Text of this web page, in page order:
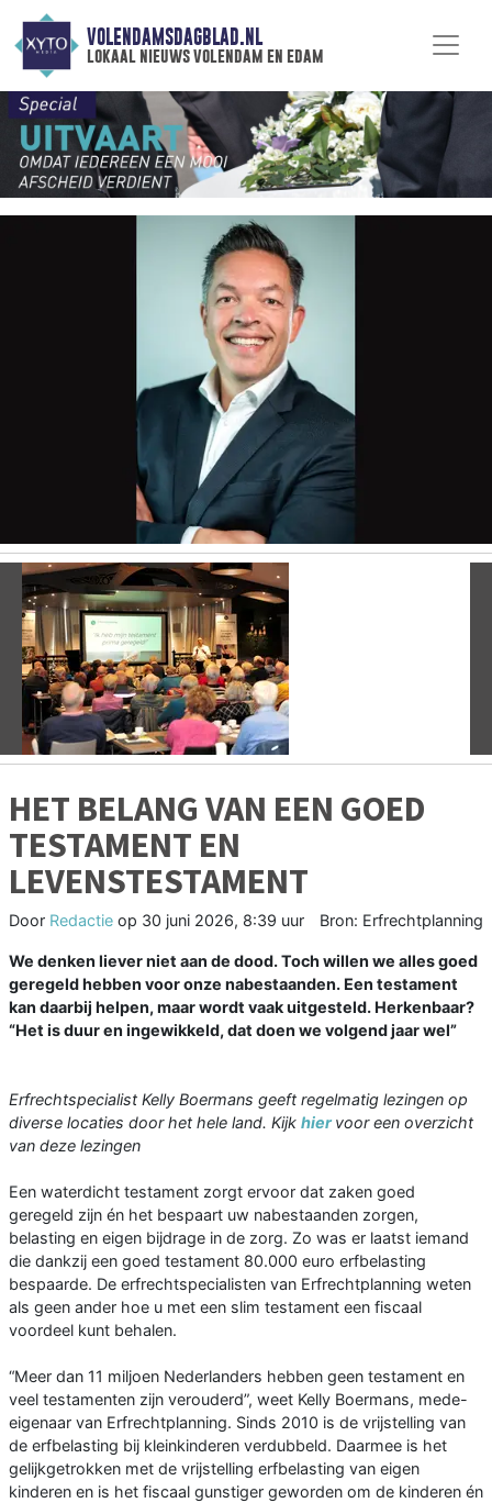
VOLENDAMSDAGBLAD.NL
lokaal nieuws volendam en edam
Vorige
HET BELANG VAN EEN GOED
TESTAMENT EN
LEVENSTESTAMENT
Door Redactie op 30 juni 2026, 8:39 uur Bron: Erfrechtplanning
We denken liever niet aan de dood. Toch willen we alles goed
geregeld hebben voor onze nabestaanden. Een testament
kan daarbij helpen, maar wordt vaak uitgesteld. Herkenbaar?
“Het is duur en ingewikkeld, dat doen we volgend jaar wel”
Erfrechtspecialist Kelly Boermans geeft regelmatig lezingen op
diverse locaties door het hele land. Kijk hier voor een overzicht
van deze lezingen
Een waterdicht testament zorgt ervoor dat zaken goed
geregeld zijn én het bespaart uw nabestaanden zorgen,
belasting en ei­gen bijdrage in de zorg. Zo was er laatst iemand
die dankzij een goed testament 80.000 euro erfbelasting
bespaarde. De erf­rechtspecialisten van Erfrechtplanning we­ten
als geen ander hoe u met een slim tes­tament een fiscaal
voordeel kunt behalen.
“Meer dan 11 miljoen Nederlanders heb­ben geen testament en
veel testamenten zijn verouderd”, weet Kelly Boermans, me­de-
eigenaar van Erfrechtplanning. Sinds 2010 is de vrijstelling van
de erfbelasting bij kleinkinderen verdubbeld. Daarmee is het
gelijkgetrokken met de vrijstelling erfbelasting van eigen
kinderen en is het fiscaal gunstiger geworden om de kinde­ren én